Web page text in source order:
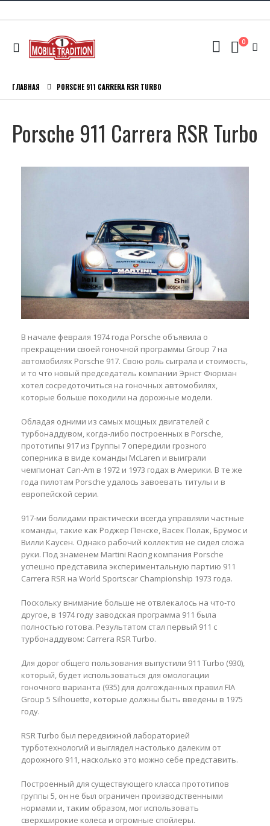
0
ГЛАВНАЯ PORSCHE 911 CARRERA RSR TURBO
Porsche 911 Carrera RSR Turbo
В начале февраля 1974 года Porsche объявила о
прекращении своей гоночной программы Group 7 на
автомобилях Porsche 917. Свою роль сыграла и стоимость,
и то что новый председатель компании Эрнст Фюрман
хотел сосредоточиться на гоночных автомобилях,
которые больше походили на дорожные модели.
Обладая одними из самых мощных двигателей с
турбонаддувом, когда-либо построенных в Porsche,
прототипы 917 из Группы 7 опередили грозного
соперника в виде команды McLaren и выиграли
чемпионат Can-Am в 1972 и 1973 годах в Америки. В те же
года пилотам Porsche удалось завоевать титулы и в
европейской серии.
917-ми болидами практически всегда управляли частные
команды, такие как Роджер Пенске, Васек Полак, Брумос и
Вилли Каусен. Однако рабочий коллектив не сидел сложа
руки. Под знаменем Martini Racing компания Porsche
успешно представила экспериментальную партию 911
Carrera RSR на World Sportscar Championship 1973 года.
Поскольку внимание больше не отвлекалось на что-то
другое, в 1974 году заводская программа 911 была
полностью готова. Результатом стал первый 911 с
турбонаддувом: Carrera RSR Turbo.
Для дорог общего пользования выпустили 911 Turbo (930),
который, будет использоваться для омологации
гоночного варианта (935) для долгожданных правил FIA
Group 5 Silhouette, которые должны быть введены в 1975
году.
RSR Turbo был передвижной лабораторией
турботехнологий и выглядел настолько далеким от
дорожного 911, насколько это можно себе представить.
Построенный для существующего класса прототипов
группы 5, он не был ограничен производственными
нормами и, таким образом, мог использовать
сверхширокие колеса и огромные спойлеры.